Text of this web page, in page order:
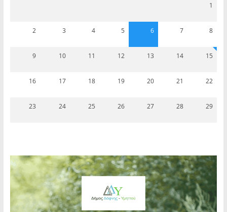
1
2 3 4 5 6 7 8
9 10 11 12 13 14 15
16 17 18 19 20 21 22
23 24 25 26 27 28 29